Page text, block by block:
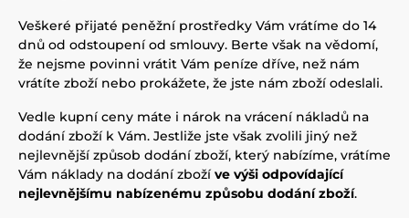
Veškeré přijaté peněžní prostředky Vám vrátíme do 14
dnů od odstoupení od smlouvy. Berte však na vědomí,
že nejsme povinni vrátit Vám peníze dříve, než nám
vrátíte zboží nebo prokážete, že jste nám zboží odeslali.
Vedle kupní ceny máte i nárok na vrácení nákladů na
dodání zboží k Vám. Jestliže jste však zvolili jiný než
nejlevnější způsob dodání zboží, který nabízíme, vrátíme
Vám náklady na dodání zbožíve výši odpovídající
nejlevnějšímu nabízenému způsobu dodání zboží.